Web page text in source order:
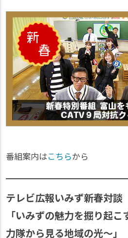
番組案内はこちらから
テレビ広報いみず新春対談
「いみずの魅力を掘り起
力隊から見る地域の光～」